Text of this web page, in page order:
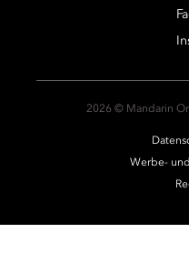
2026 © Mandarin
Werbe-